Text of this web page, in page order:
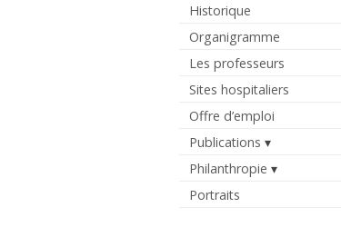
Historique
Organigramme
Les professeurs
Sites hospitaliers
Offre d’emploi
Publications
Philanthropie
Portraits